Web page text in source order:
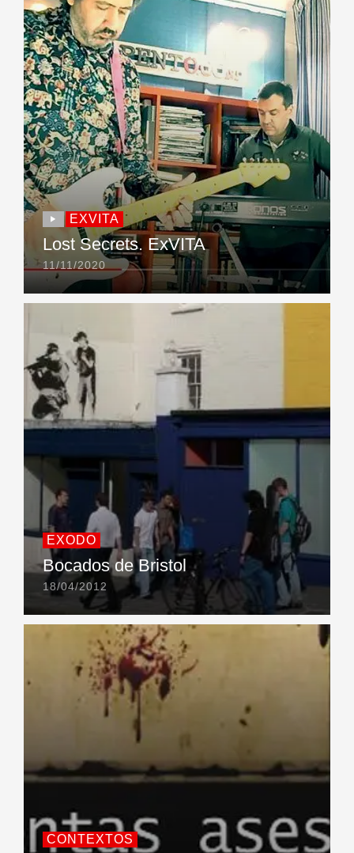
EXVITA
Lost Secrets. ExVITA
11/11/2020
EXODO
Bocados de Bristol
18/04/2012
CONTEXTOS